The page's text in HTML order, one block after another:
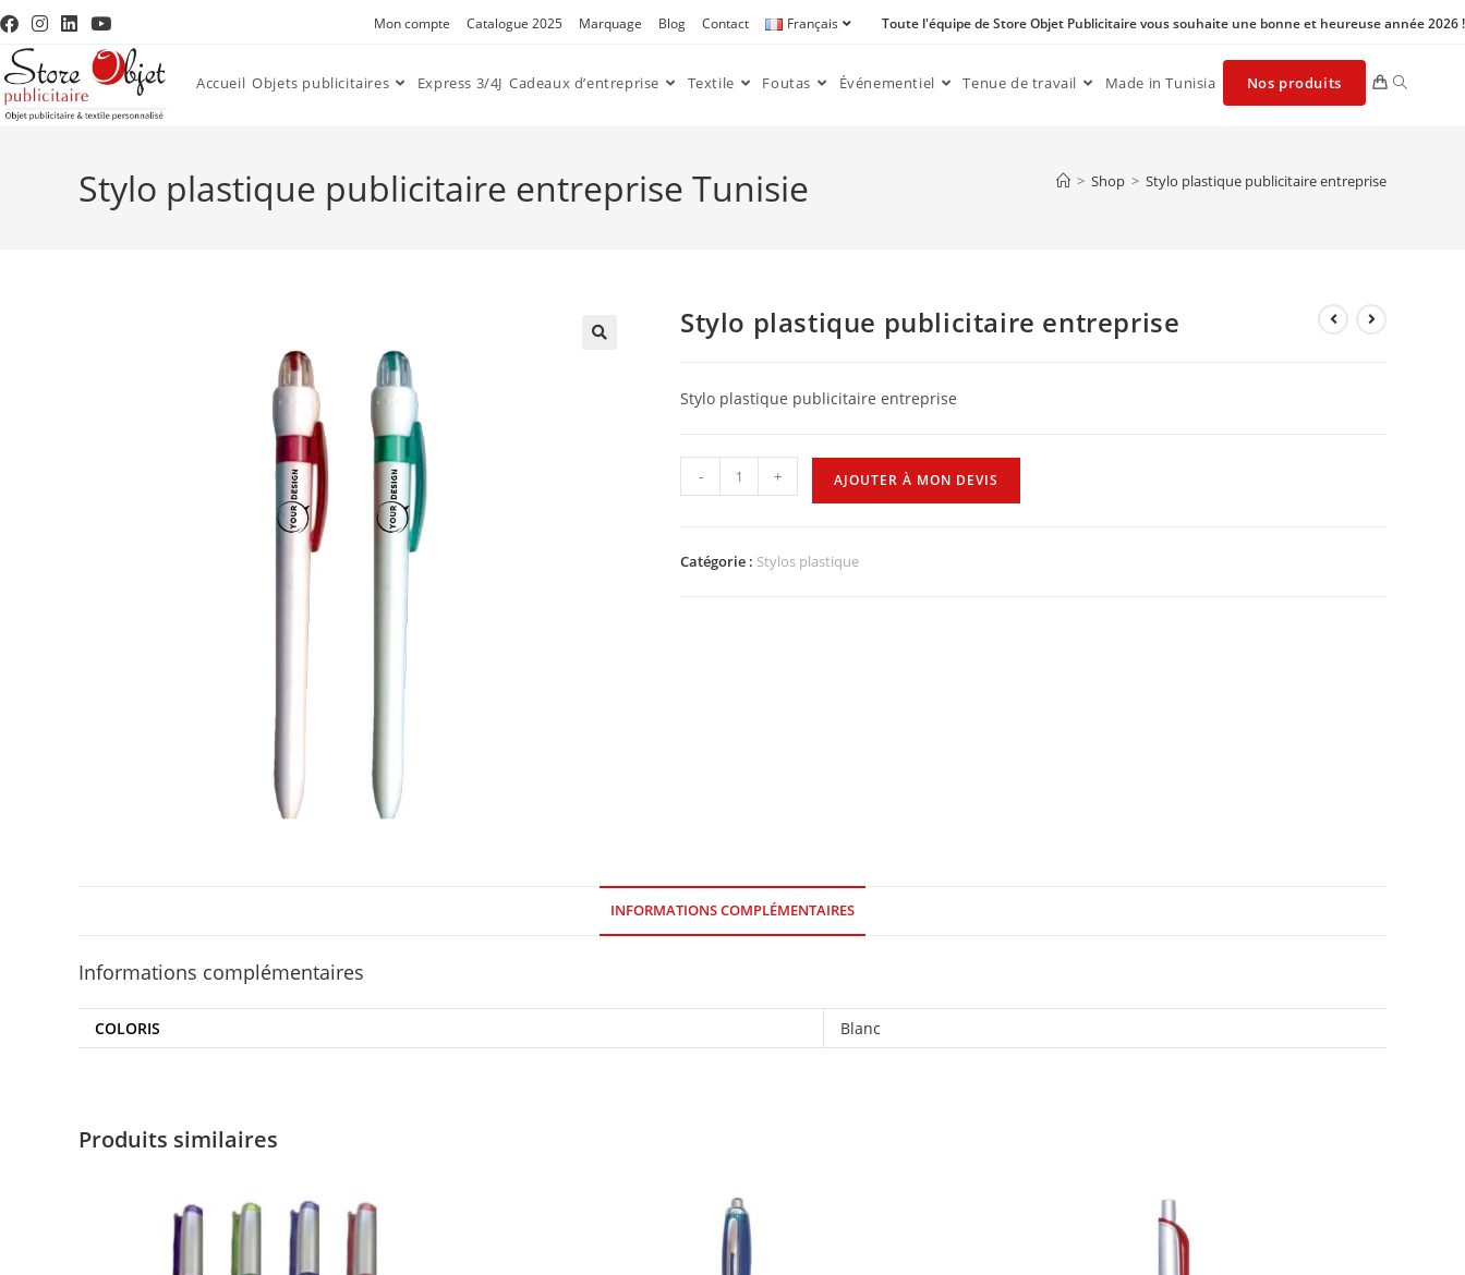
Mon compte Catalogue 2025 Marquage Blog Contact Français Toute l'équipe de Store Objet Publicitaire vous souhaite une bonne et heureuse année 2026 !
Accueil Objets publicitaires Express 3/4J Cadeaux d’entreprise Textile Foutas Événementiel Tenue de travail Made in Tunisia Nos produits
Stylo plastique publicitaire entreprise Tunisie > Shop > Stylo plastique publicitaire entreprise
Stylo plastique publicitaire entreprise
Stylo plastique publicitaire entreprise
- + AJOUTER À MON DEVIS
Catégorie : Stylos plastique
INFORMATIONS COMPLÉMENTAIRES
Informations complémentaires
COLORIS Blanc
Produits similaires